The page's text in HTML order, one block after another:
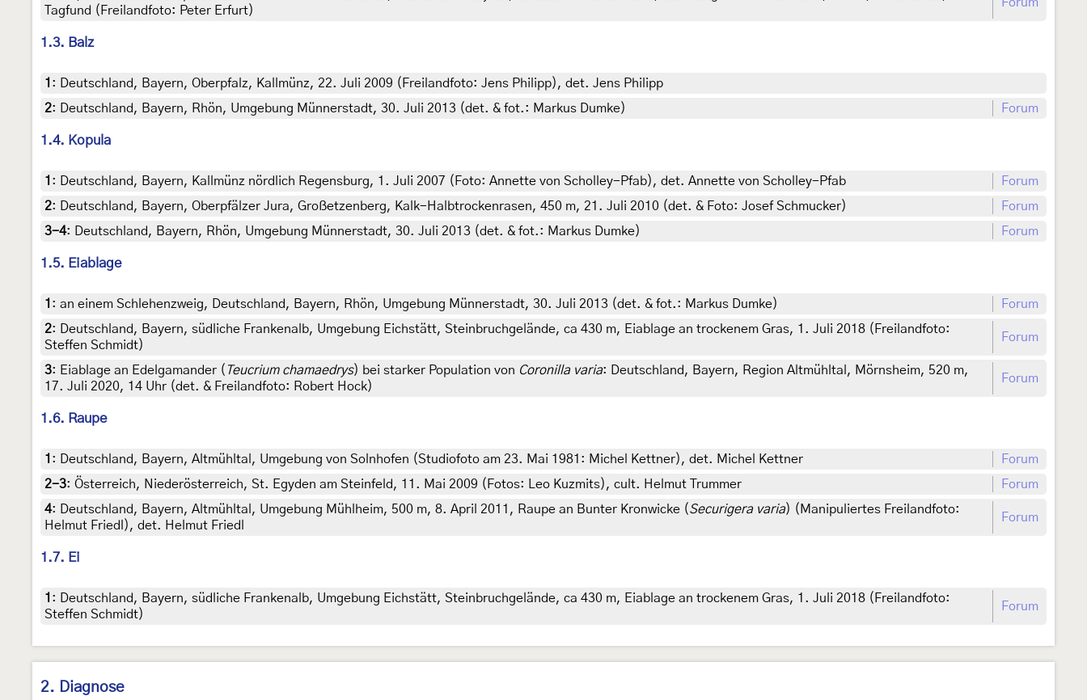
Tagfund (Freilandfoto: Peter Erfurt)
1.3. Balz
1 : Deutschland, Bayern, Oberpfalz, Kallmünz, 22. Juli 2009 (Freilandfoto: Jens Philipp), det. Jens Philipp
2: Deutschland, Bayern, Rhön, Umgebung Münnerstadt, 30. Juli 2013 (det. & fot.: Markus Dumke) Forum
1.4. Kopula
1 : Deutschland, Bayern, Kallmünz nördlich Regensburg, 1. Juli 2007 (Foto: Annette von Scholley-Pfab), det. Annette von Scholley-Pfab
Forum
2: Deutschland, Bayern, Oberpfälzer Jura, Großetzenberg, Kalk-Halbtrockenrasen, 450 m, 21. Juli 2010 (det. & Foto: Josef Schmucker)
Forum
3-4: Deutschland, Bayern, Rhön, Umgebung Münnerstadt, 30. Juli 2013 (det. & fot.: Markus Dumke) Forum
1.5. Eiablage
1 : an einem Schlehenzweig, Deutschland, Bayern, Rhön, Umgebung Münnerstadt, 30. Juli 2013 (det. & fot.: Markus Dumke)
Forum
2: Deutschland, Bayern, südliche Frankenalb, Umgebung Eichstätt, Steinbruchgelände, ca 430 m, Eiablage an trockenem Gras, 1. Juli 2018 (Freilandfoto:
Steffen Schmidt)
Forum
3: Eiablage an Edelgamander ( Teucrium chamaedrys) bei starker Population von Coronilla varia: Deutschland, Bayern, Region Altmühltal, Mörnsheim, 520 m,
17. Juli 2020, 14 Uhr (det. & Freilandfoto: Robert Hock)
Forum
1.6. Raupe
1 : Deutschland, Bayern, Altmühltal, Umgebung von Solnhofen (Studiofoto am 23. Mai 1981: Michel Kettner), det. Michel Kettner
Forum
2-3: Österreich, Niederösterreich, St. Egyden am Steinfeld, 11. Mai 2009 (Fotos: Leo Kuzmits), cult. Helmut Trummer
Forum
4: Deutschland, Bayern, Altmühltal, Umgebung Mühlheim, 500 m, 8. April 2011, Raupe an Bunter Kronwicke (Securigera varia) (Manipuliertes Freilandfoto:
Helmut Friedl), det. Helmut Friedl
Forum
1.7. Ei
1 : Deutschland, Bayern, südliche Frankenalb, Umgebung Eichstätt, Steinbruchgelände, ca 430 m, Eiablage an trockenem Gras, 1. Juli 2018 (Freilandfoto:
Steffen Schmidt)
Forum
2. Diagnose